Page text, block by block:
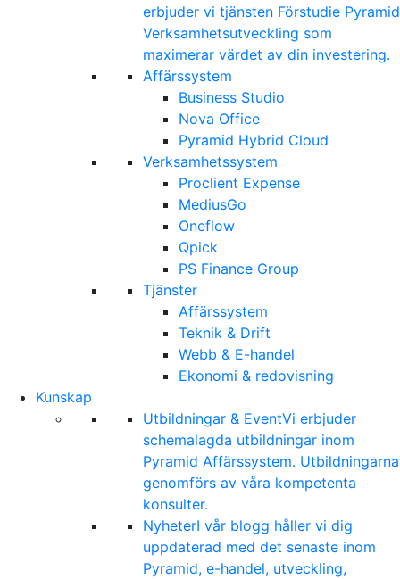
erbjuder vi tjänsten Förstudie Pyramid
Verksamhetsutveckling som
maximerar värdet av din investering.
Affärssystem
Business Studio
Nova Office
Pyramid Hybrid Cloud
Verksamhetssystem
Proclient Expense
MediusGo
Oneflow
Qpick
PS Finance Group
Tjänster
Affärssystem
Teknik & Drift
Webb & E-handel
Ekonomi & redovisning
Kunskap
Utbildningar & EventVi erbjuder
schemalagda utbildningar inom
Pyramid Affärssystem. Utbildningarna
genomförs av våra kompetenta
konsulter.
NyheterI vår blogg håller vi dig
uppdaterad med det senaste inom
Pyramid, e-handel, utveckling,